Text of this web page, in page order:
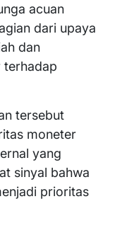
acuan
dari upaya
dan
terhadap
tersebut
moneter
yang
sinyal bahwa
prioritas